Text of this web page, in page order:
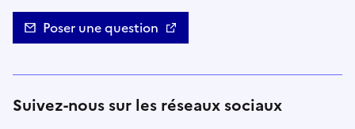
Poser une question
Suivez-nous sur les réseaux sociaux